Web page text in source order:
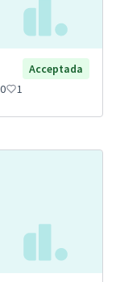
Acceptada
0 1